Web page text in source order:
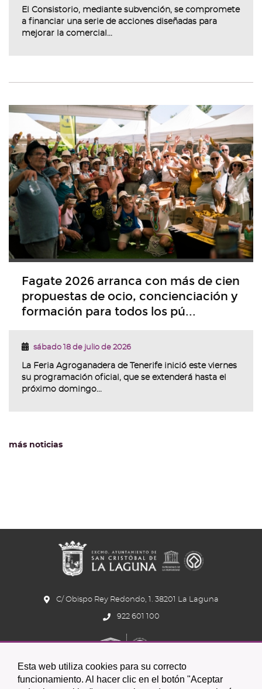
Esta web utiliza cookies para su correcto
funcionamiento. Al hacer clic en el botón "Aceptar
El Consistorio, mediante subvención, se compromete
a financiar una serie de acciones diseñadas para
mejorar la comercial...
Fagate 2026 arranca con más de cien
propuestas de ocio, concienciación y
formación para todos los pú...
sábado 18 de julio de 2026
La Feria Agroganadera de Tenerife inició este viernes
su programación oficial, que se extenderá hasta el
próximo domingo...
más noticias
C/ Obispo Rey Redondo, 1. 38201 La Laguna
922 601 100